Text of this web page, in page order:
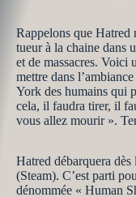
Rappelons que Hatred
tueur à la chaine dans
et de massacres. Voici
mettre dans
York des humains qui
cela, il faudra tirer, il
vous allez mourir ».
Hatred débarquera
(Steam). C’est parti
dénommée « Human